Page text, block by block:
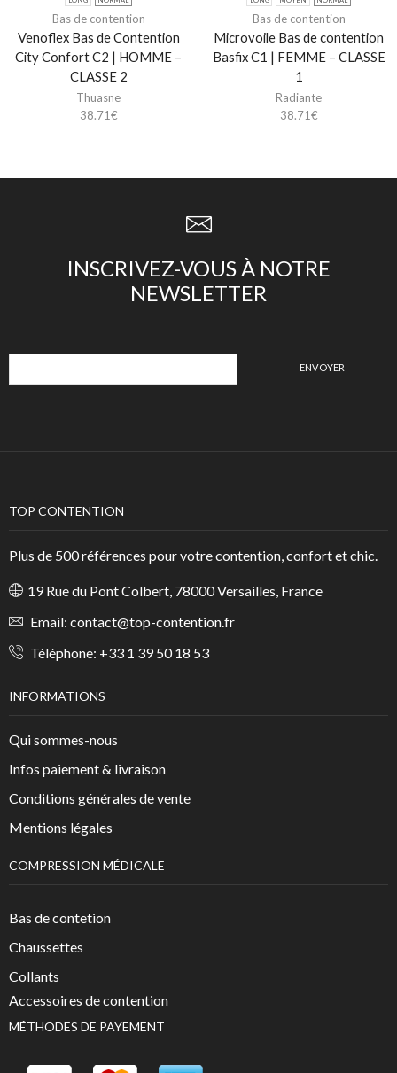
Bas de contention
Venoflex Bas de Contention
City Confort C2 | HOMME –
CLASSE 2
Thuasne
38.71€
Bas de contention
Microvoile Bas de contention
Basfix C1 | FEMME – CLASSE
1
Radiante
38.71€
INSCRIVEZ-VOUS À NOTRE
NEWSLETTER
TOP CONTENTION
Plus de 500 références pour votre contention, confort et chic.
19 Rue du Pont Colbert, 78000 Versailles, France
Email: contact@top-contention.fr
Téléphone: +33 1 39 50 18 53
INFORMATIONS
Qui sommes-nous
Infos paiement & livraison
Conditions générales de vente
Mentions légales
COMPRESSION MÉDICALE
Bas de contetion
Chaussettes
Collants
Accessoires de contention
MÉTHODES DE PAYEMENT